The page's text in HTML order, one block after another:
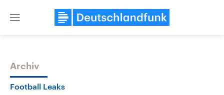
Close
Themen
Archiv
Football Leaks